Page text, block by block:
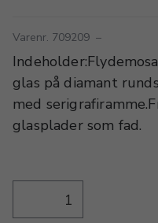
Varenr. 709209 –
glas på diamant
med
glasplader som fad.